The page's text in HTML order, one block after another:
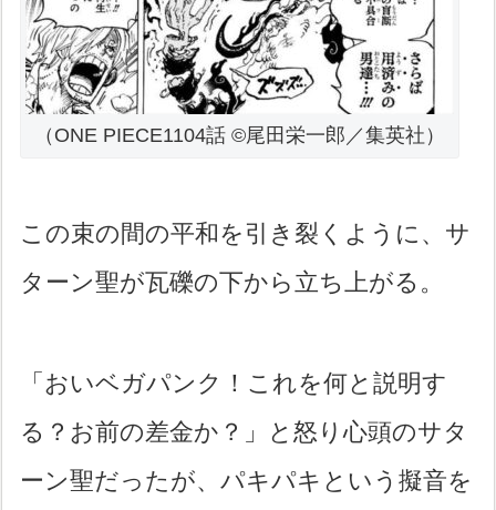
（ONE PIECE1104話 ©尾田栄一郎／集英社）
この束の間の平和を引き裂くように、サ
ターン聖が瓦礫の下から立ち上がる。
「おいベガパンク！これを何と説明す
る？お前の差金か？」と怒り心頭のサタ
ーン聖だったが、パキパキという擬音を